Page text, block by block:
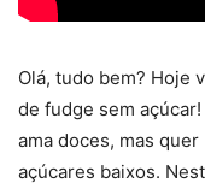
Olá, tudo bem? Hoje
de fudge sem
ama doces, mas
açúcares baixos.